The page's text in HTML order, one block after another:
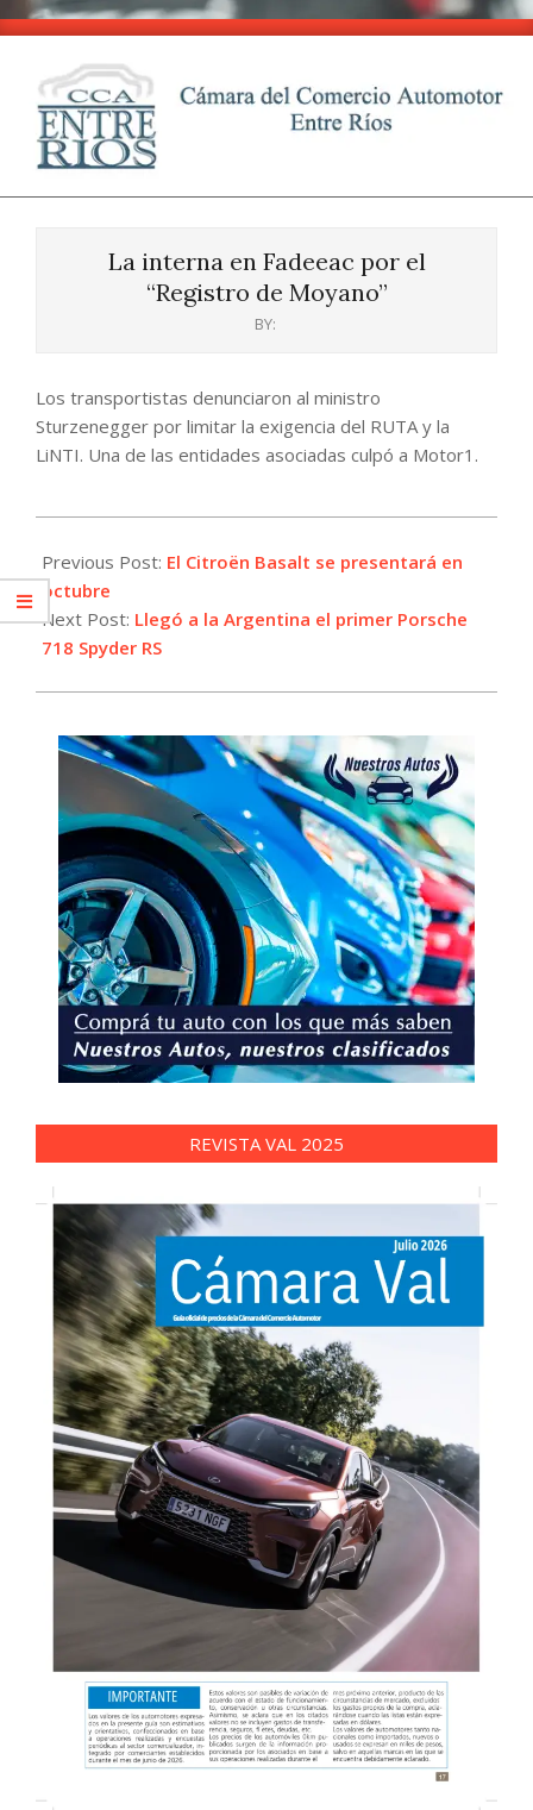
Skip
content
CCA
La interna en Fadeeac por el
“Registro de Moyano”
BY:
Los transportistas denunciaron al ministro
Sturzenegger por limitar la exigencia del RUTA y la
LiNTI. Una de las entidades asociadas culpó a Motor1.
09-
19
Previous Post: El Citroën Basalt se presentará en
octubre
Next Post: Llegó a la Argentina el primer Porsche
718 Spyder RS
REVISTA VAL 2025